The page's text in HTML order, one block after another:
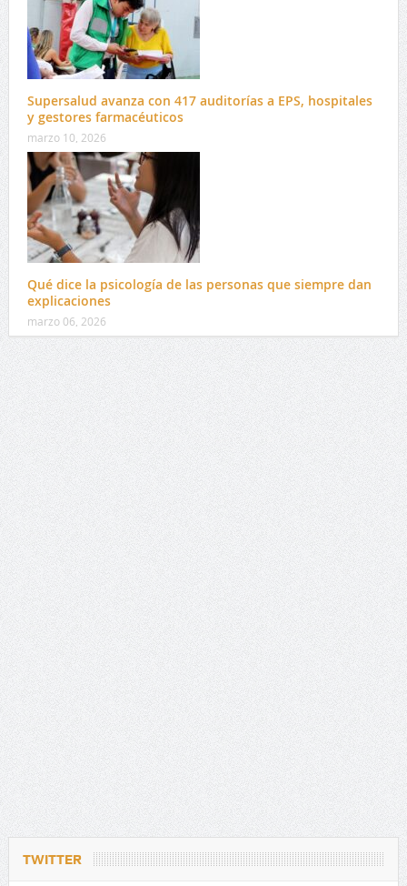
Supersalud avanza con 417 auditorías a EPS, hospitales
y gestores farmacéuticos
marzo 10, 2026
Qué dice la psicología de las personas que siempre dan
explicaciones
marzo 06, 2026
TWITTER